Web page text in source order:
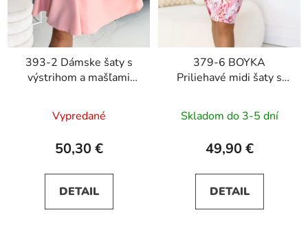
393-2 Dámske šaty s
výstrihom a mašľami
ružové
Vypredané
50,30 €
DETAIL
379-6 BOYKA
Priliehavé midi šaty s
ružovými kvetmi
Skladom do 3-5 dní
49,90 €
DETAIL